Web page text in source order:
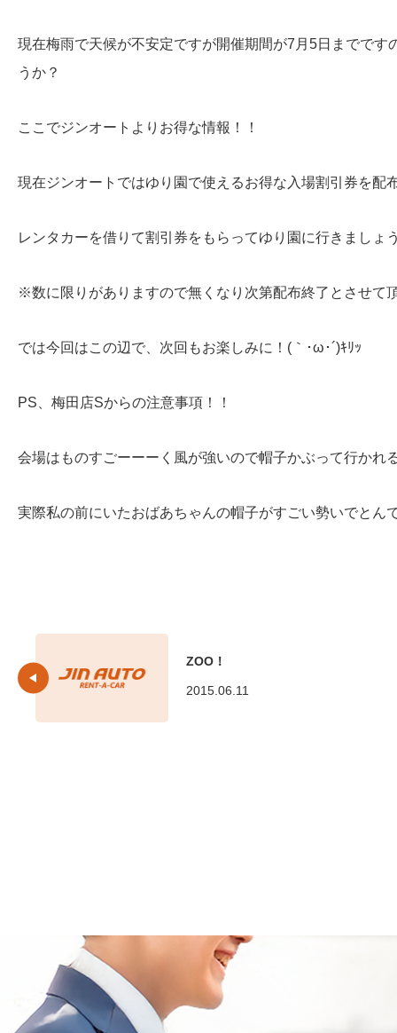
現在梅雨で天候が不安定ですが開催期間が7月5日までで
うか？
ここでジンオートよりお得な情報！！
現在ジンオートではゆり園で使えるお得な入場割引券を配
レンタカーを借りて割引券をもらってゆり園に行きましょ
※数に限りがありますので無くなり次第配布終了とさせて
では今回はこの辺で、次回もお楽しみに！(｀･ω･´)ｷﾘｯ
PS、梅田店Sからの注意事項！！
会場はものすごーーーく風が強いので帽子かぶって行かれ
実際私の前にいたおばあちゃんの帽子がすごい勢いでとん
ZOO！
2015.06.11